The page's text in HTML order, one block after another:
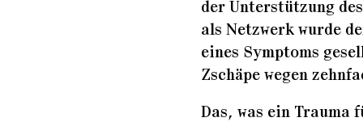
der Unterstützung
als Netzwerk wurde
eines Symptoms
Zschäpe wegen
Das, was ein Trauma